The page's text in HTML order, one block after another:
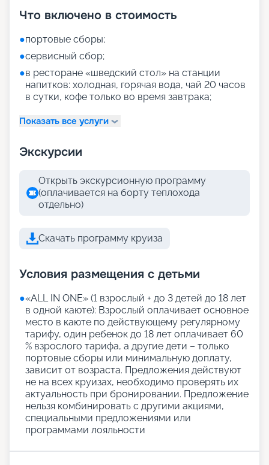
Что включено в стоимость
●портовые сборы;
●сервисный сбор;
●в ресторане «шведский стол» на станции
напитков: холодная, горячая вода, чай 20 часов
в сутки, кофе только во время завтрака;
Показать все услуги
Экскурсии
Открыть экскурсионную программу
(оплачивается на борту теплохода
отдельно)
Скачать программу круиза
Условия размещения с детьми
●«АLL IN ONE» (1 взрослый + до 3 детей до 18 лет
в одной каюте): Взрослый оплачивает основное
место в каюте по действующему регулярному
тарифу, один ребенок до 18 лет оплачивает 60
% взрослого тарифа, а другие дети – только
портовые сборы или минимальную доплату,
зависит от возраста. Предложения действуют
не на всех круизах, необходимо проверять их
актуальность при бронировании. Предложение
нельзя комбинировать с другими акциями,
специальными предложениями или
программами лояльности